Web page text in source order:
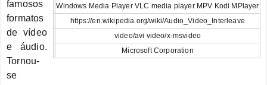
Windows Media Player VLC media player MPV Kodi MPlayer
https://en.wikipedia.org/wiki/Audio_Video_Interleave
video/avi video/x-msvideo
Microsoft Corporation
famosos
formatos
de vídeo
e áudio.
Tornou-
se